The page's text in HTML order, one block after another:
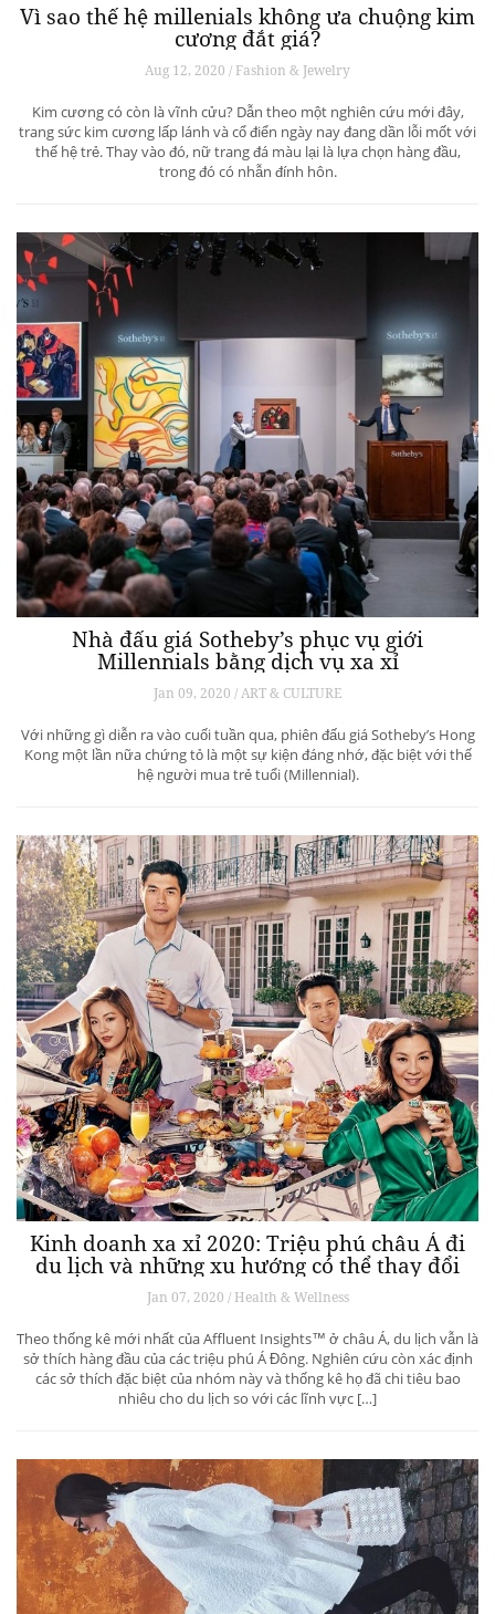
Vì sao thế hệ millenials không ưa chuộng kim
cương đắt giá?
Aug 12, 2020 / Fashion & Jewelry
Kim cương có còn là vĩnh cửu? Dẫn theo một nghiên cứu mới đây,
trang sức kim cương lấp lánh và cổ điển ngày nay đang dần lỗi mốt với
thế hệ trẻ. Thay vào đó, nữ trang đá màu lại là lựa chọn hàng đầu,
trong đó có nhẫn đính hôn.
Nhà đấu giá Sotheby’s phục vụ giới
Millennials bằng dịch vụ xa xỉ
Jan 09, 2020 / ART & CULTURE
Với những gì diễn ra vào cuối tuần qua, phiên đấu giá Sotheby’s Hong
Kong một lần nữa chứng tỏ là một sự kiện đáng nhớ, đặc biệt với thế
hệ người mua trẻ tuổi (Millennial).
Kinh doanh xa xỉ 2020: Triệu phú châu Á đi
du lịch và những xu hướng có thể thay đổi
ngành du lịch thượng lưu
Jan 07, 2020 / Health & Wellness
Theo thống kê mới nhất của Affluent Insights™ ở châu Á, du lịch vẫn là
sở thích hàng đầu của các triệu phú Á Đông. Nghiên cứu còn xác định
các sở thích đặc biệt của nhóm này và thống kê họ đã chi tiêu bao
nhiêu cho du lịch so với các lĩnh vực […]